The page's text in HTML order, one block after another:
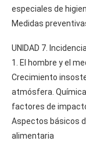
especiales de
Medidas
UNIDAD 7.
1. El hombre y el
Crecimiento
atmósfera.
factores de
Aspectos básicos
alimentaria